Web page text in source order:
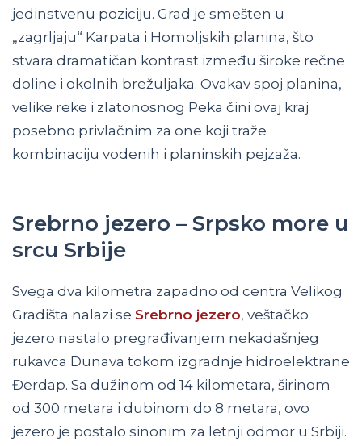
jedinstvenu poziciju. Grad je smešten u
„zagrljaju“ Karpata i Homoljskih planina, što
stvara dramatičan kontrast između široke rečne
doline i okolnih brežuljaka. Ovakav spoj planina,
velike reke i zlatonosnog Peka čini ovaj kraj
posebno privlačnim za one koji traže
kombinaciju vodenih i planinskih pejzaža.
Srebrno jezero – Srpsko more u
srcu Srbije
Svega dva kilometra zapadno od centra Velikog
Gradišta nalazi se Srebrno jezero, veštačko
jezero nastalo pregrađivanjem nekadašnjeg
rukavca Dunava tokom izgradnje hidroelektrane
Đerdap. Sa dužinom od 14 kilometara, širinom
od 300 metara i dubinom do 8 metara, ovo
jezero je postalo sinonim za letnji odmor u Srbiji.